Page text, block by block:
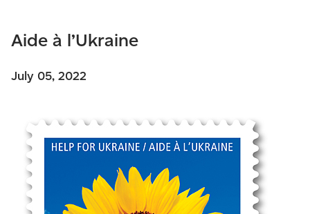
Aide à l’Ukraine
July 05, 2022